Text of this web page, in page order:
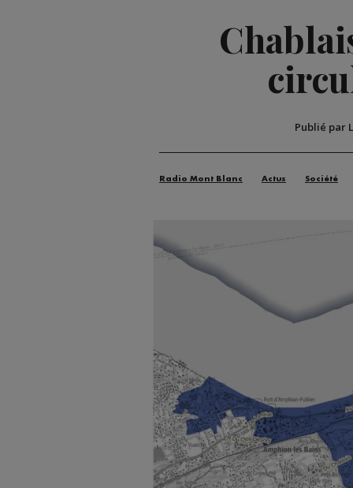
Publié par
Radio Mont Blanc Actus Société